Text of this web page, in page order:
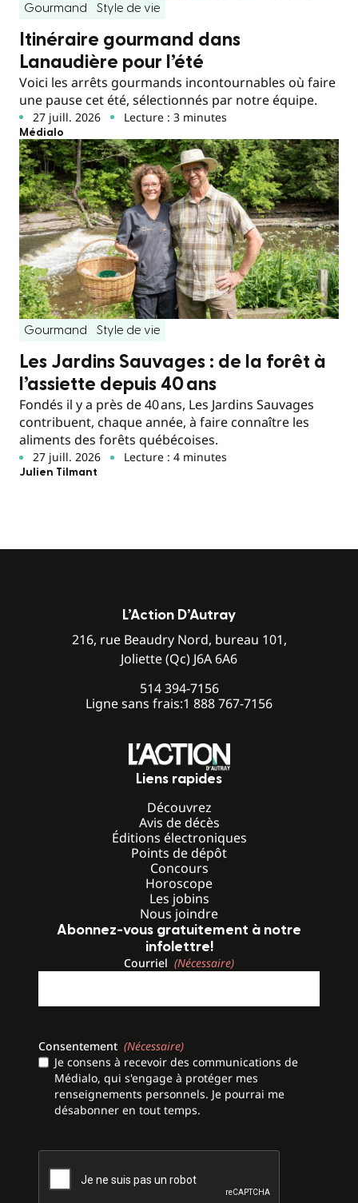
Gourmand Style de vie
Itinéraire gourmand dans
Lanaudière pour l’été
Voici les arrêts gourmands incontournables où faire
une pause cet été, sélectionnés par notre équipe.
27 juill. 2026 Lecture : 3 minutes
Médialo
Gourmand Style de vie
Les Jardins Sauvages : de la forêt à
l’assiette depuis 40 ans
Fondés il y a près de 40 ans, Les Jardins Sauvages
contribuent, chaque année, à faire connaître les
aliments des forêts québécoises.
27 juill. 2026 Lecture : 4 minutes
Julien Tilmant
L’Action D’Autray
216, rue Beaudry Nord, bureau 101,
Joliette (Qc) J6A 6A6
514 394-7156
Ligne sans frais:1 888 767-7156
Liens rapides
Découvrez
Avis de décès
Éditions électroniques
Points de dépôt
Concours
Horoscope
Les jobins
Nous joindre
Abonnez-vous gratuitement à notre
infolettre!
Courriel (Nécessaire)
Consentement (Nécessaire)
Je consens à recevoir des communications de
Médialo, qui s'engage à protéger mes
renseignements personnels. Je pourrai me
désabonner en tout temps.
CAPTCHA